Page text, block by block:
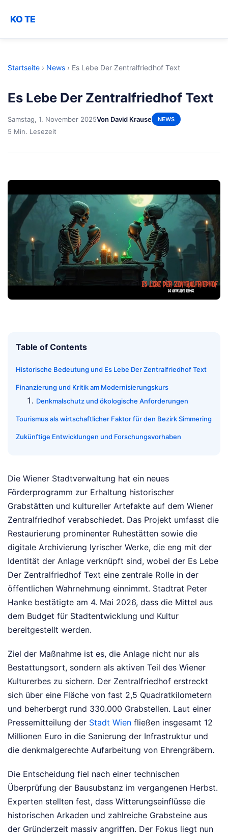
KO TE
Startseite › News › Es Lebe Der Zentralfriedhof Text
Es Lebe Der Zentralfriedhof Text
Samstag, 1. November 2025Von David Krause NEWS
5 Min. Lesezeit
Table of Contents
Historische Bedeutung und Es Lebe Der Zentralfriedhof Text
Finanzierung und Kritik am Modernisierungskurs
Denkmalschutz und ökologische Anforderungen
Tourismus als wirtschaftlicher Faktor für den Bezirk Simmering
Zukünftige Entwicklungen und Forschungsvorhaben
Die Wiener Stadtverwaltung hat ein neues
Förderprogramm zur Erhaltung historischer
Grabstätten und kultureller Artefakte auf dem Wiener
Zentralfriedhof verabschiedet. Das Projekt umfasst die
Restaurierung prominenter Ruhestätten sowie die
digitale Archivierung lyrischer Werke, die eng mit der
Identität der Anlage verknüpft sind, wobei der Es Lebe
Der Zentralfriedhof Text eine zentrale Rolle in der
öffentlichen Wahrnehmung einnimmt. Stadtrat Peter
Hanke bestätigte am 4. Mai 2026, dass die Mittel aus
dem Budget für Stadtentwicklung und Kultur
bereitgestellt werden.
Ziel der Maßnahme ist es, die Anlage nicht nur als
Bestattungsort, sondern als aktiven Teil des Wiener
Kulturerbes zu sichern. Der Zentralfriedhof erstreckt
sich über eine Fläche von fast 2,5 Quadratkilometern
und beherbergt rund 330.000 Grabstellen. Laut einer
Pressemitteilung der Stadt Wien fließen insgesamt 12
Millionen Euro in die Sanierung der Infrastruktur und
die denkmalgerechte Aufarbeitung von Ehrengräbern.
Die Entscheidung fiel nach einer technischen
Überprüfung der Bausubstanz im vergangenen Herbst.
Experten stellten fest, dass Witterungseinflüsse die
historischen Arkaden und zahlreiche Grabsteine aus
der Gründerzeit massiv angriffen. Der Fokus liegt nun